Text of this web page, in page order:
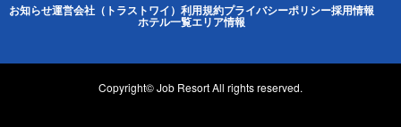
お知らせ運営会社（トラストワイ） 利用規約プライバシーポリシー採用情報
ホテル一覧エリア情報
Copyright© Job Resort All rights reserved.